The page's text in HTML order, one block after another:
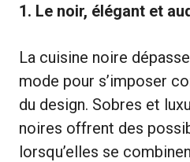
1. Le noir, élégant et
La cuisine noire
mode pour s’imposer
du design. Sobres et
noires offrent des
lorsqu’elles se